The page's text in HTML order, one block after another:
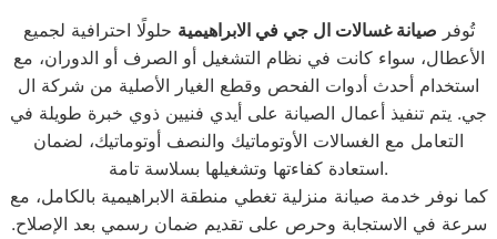
تُوفر صيانة غسالات ال جي في الابراهيمية حلولًا احترافية لجميع
الأعطال، سواء كانت في نظام التشغيل أو الصرف أو الدوران، مع
استخدام أحدث أدوات الفحص وقطع الغيار الأصلية من شركة ال
جي. يتم تنفيذ أعمال الصيانة على أيدي فنيين ذوي خبرة طويلة في
التعامل مع الغسالات الأوتوماتيك والنصف أوتوماتيك، لضمان
استعادة كفاءتها وتشغيلها بسلاسة تامة.
كما نوفر خدمة صيانة منزلية تغطي منطقة الابراهيمية بالكامل، مع
سرعة في الاستجابة وحرص على تقديم ضمان رسمي بعد الإصلاح.